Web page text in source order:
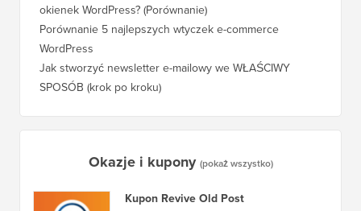
okienek WordPress? (Porównanie)
Porównanie 5 najlepszych wtyczek e-commerce
WordPress
Jak stworzyć newsletter e-mailowy we WŁAŚCIWY
SPOSÓB (krok po kroku)
Okazje i kupony (pokaż wszystko)
Kupon Revive Old Post